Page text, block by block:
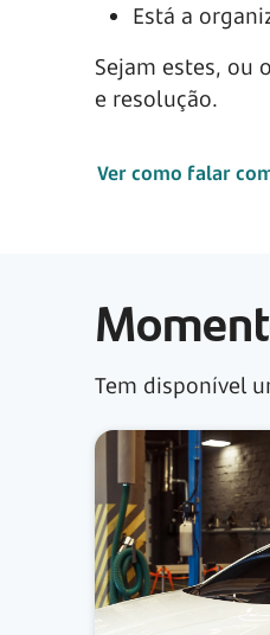
Está a
Sejam estes, ou
e resolução.
Ver como falar
Tem disponível